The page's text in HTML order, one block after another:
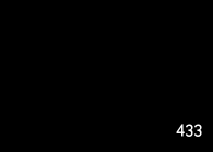
433